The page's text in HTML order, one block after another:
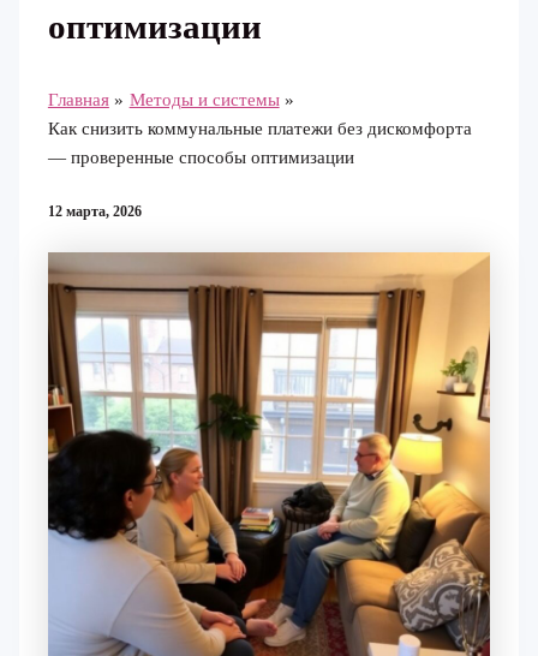
оптимизации
Главная
Методы и системы
Как снизить коммунальные платежи без дискомфорта
— проверенные способы оптимизации
12 марта, 2026